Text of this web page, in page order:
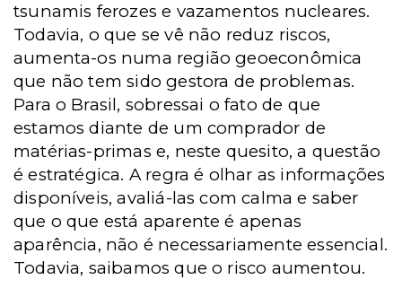
tsunamis ferozes e vazamentos nucleares.
Todavia, o que se vê não reduz riscos,
aumenta-os numa região geoeconômica
que não tem sido gestora de problemas.
Para o Brasil, sobressai o fato de que
estamos diante de um comprador de
matérias-primas e, neste quesito, a questão
é estratégica. A regra é olhar as informações
disponíveis, avaliá-las com calma e saber
que o que está aparente é apenas
aparência, não é necessariamente essencial.
Todavia, saibamos que o risco aumentou.